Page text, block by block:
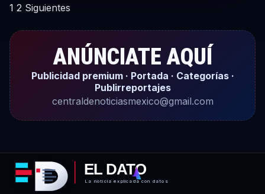
Paginación
de
entradas
1 2 Siguientes
ANÚNCIATE AQUÍ
Publicidad premium · Portada · Categorías ·
Publirreportajes
centraldenoticiasmexico@gmail.com
EL DATO
La noticia explicada con datos